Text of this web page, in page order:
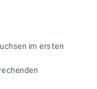
im ersten